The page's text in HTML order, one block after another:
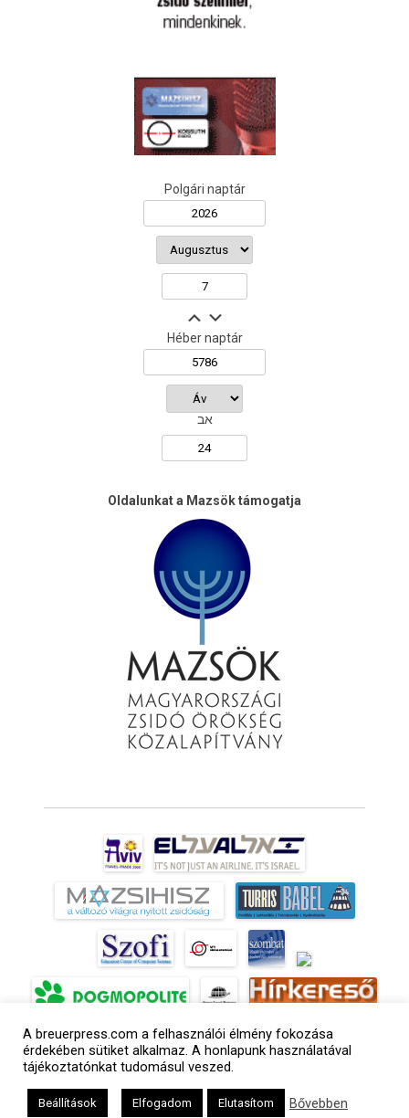
Polgári naptár
Héber naptár
אב
Oldalunkat a Mazsök támogatja
tevékenységét a
Médiatanács a
A breuerpress.com a felhasználói élmény fokozása
érdekében sütiket alkalmaz. A honlapunk használatával
tájékoztatónkat tudomásul veszed.
Beállítások Elfogadom Elutasítom Bővebben